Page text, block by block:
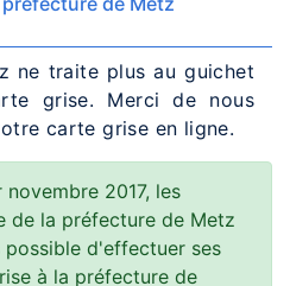
ne traite plus au guichet
grise. Merci de nous
carte grise en ligne.
novembre 2017, les
de la préfecture de Metz
d'effectuer ses
à la préfecture de